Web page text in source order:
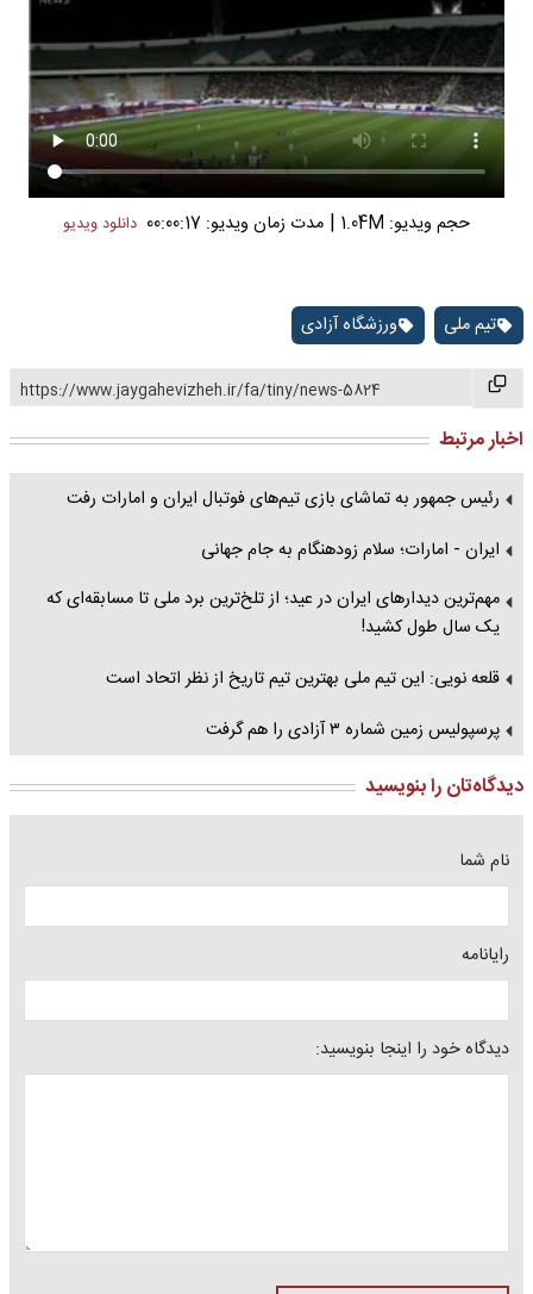
حجم ویدیو: 1.04M | مدت زمان ویدیو: 00:00:17 دانلود ویدیو
تیم ملی ورزشگاه آزادی
https://www.jaygahevizheh.ir/fa/tiny/news-5824
اخبار مرتبط
رئیس جمهور به تماشای بازی تیم‌های فوتبال ایران و امارات رفت
ایران - امارات؛ سلام زودهنگام به جام جهانی
مهم‌ترین دیدارهای ایران در عید؛ از تلخ‌ترین برد ملی تا مسابقه‌ای که
یک سال طول کشید!
قلعه نویی: این تیم ملی بهترین تیم تاریخ از نظر اتحاد است
پرسپولیس زمین شماره ۳ آزادی را هم گرفت
دیدگاه‌تان را بنویسید
نام شما
رایانامه
دیدگاه خود را اینجا بنویسید: